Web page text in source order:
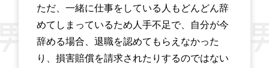
ただ、一緒に仕事をしている人もどんどん辞
めてしまっているため人手不足で、自分が今
辞める場合、退職を認めてもらえなかった
り、損害賠償を請求されたりするのではない